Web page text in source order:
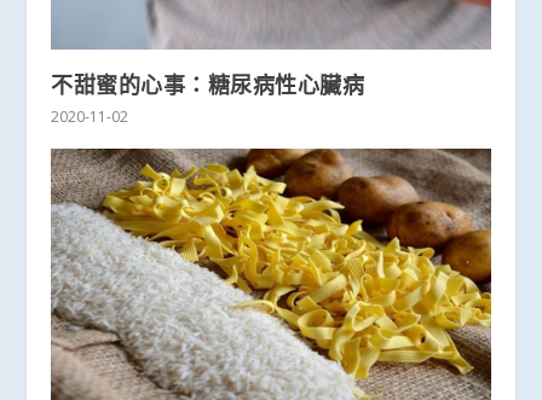
不甜蜜的心事：糖尿病性心臟病
2020-11-02